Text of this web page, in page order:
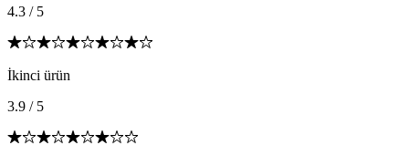
4.3 / 5
İkinci ürün
3.9 / 5